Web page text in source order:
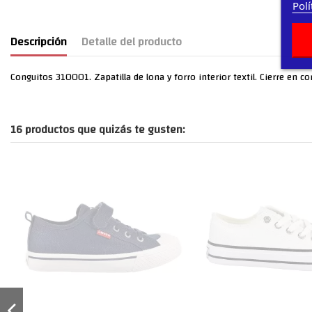
Descripción Detalle del producto
Conguitos 310001. Zapatilla de lona y forro interior textil. Cierre en
16 productos que quizás te gusten: